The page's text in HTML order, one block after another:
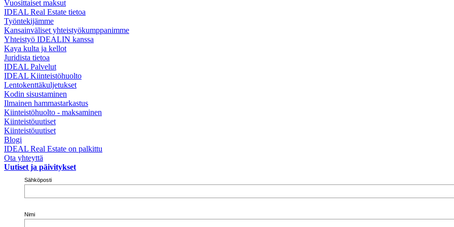
Vuosittaiset maksut
IDEAL Real Estate tietoa
Työntekijämme
Kansainväliset yhteistyökumppanimme
Yhteistyö IDEALIN kanssa
Kaya kulta ja kellot
Juridista tietoa
IDEAL Palvelut
IDEAL Kiinteistöhuolto
Lentokenttäkuljetukset
Kodin sisustaminen
Ilmainen hammastarkastus
Kiinteistöhuolto - maksaminen
Kiinteistöuutiset
Kiinteistöuutiset
Blogi
IDEAL Real Estate on palkittu
Ota yhteyttä
Uutiset ja päivitykset
Sähköposti
Nimi